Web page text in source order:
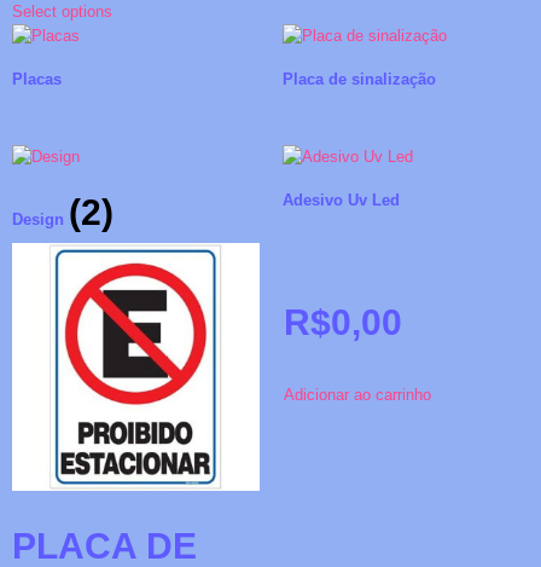
Select options
Placas Placa de sinalização
Design (2) Adesivo Uv Led
PLACA DE
R$0,00
Adicionar ao carrinho